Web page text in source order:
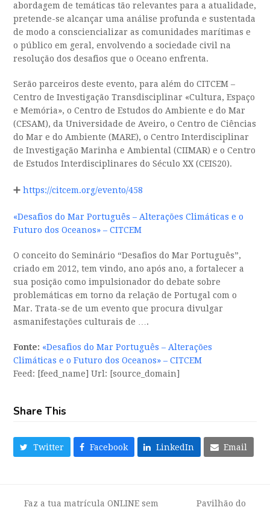
abordagem de temáticas tão relevantes para a atualidade,
pretende-se alcançar uma análise profunda e sustentada
de modo a consciencializar as comunidades marítimas e
o público em geral, envolvendo a sociedade civil na
resolução dos desafios que o Oceano enfrenta.
Serão parceiros deste evento, para além do CITCEM –
Centro de Investigação Transdisciplinar «Cultura, Espaço
e Memória», o Centro de Estudos do Ambiente e do Mar
(CESAM), da Universidade de Aveiro, o Centro de Ciências
do Mar e do Ambiente (MARE), o Centro Interdisciplinar
de Investigação Marinha e Ambiental (CIIMAR) e o Centro
de Estudos Interdisciplinares do Século XX (CEIS20).
➕ https://citcem.org/evento/458
«Desafios do Mar Português – Alterações Climáticas e o
Futuro dos Oceanos» – CITCEM
O conceito do Seminário “Desafios do Mar Português”,
criado em 2012, tem vindo, ano após ano, a fortalecer a
sua posição como impulsionador do debate sobre
problemáticas em torno da relação de Portugal com o
Mar. Trata-se de um evento que procura divulgar
asmanifestações culturais de ….
Fonte: «Desafios do Mar Português – Alterações
Climáticas e o Futuro dos Oceanos» – CITCEM
Feed: [feed_name] Url: [source_domain]
Share This
Twitter Facebook LinkedIn Email
Faz a tua matrícula ONLINE sem Pavilhão do